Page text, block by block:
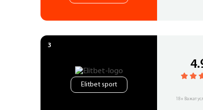
Elitbet sport
18+ Важат